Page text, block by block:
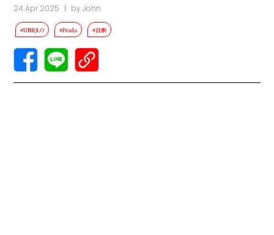
24 Apr 2025 | byJohn
#UNIQLO #Prada #日劇